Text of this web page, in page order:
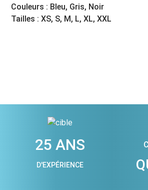
Couleurs : Bleu, Gris, Noir
Tailles : XS, S, M, L, XL, XXL
25 ANS
D'EXPÉRIENCE